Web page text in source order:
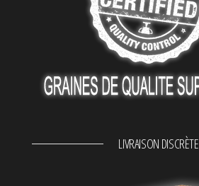
LIVRAISON DISCRÈTE